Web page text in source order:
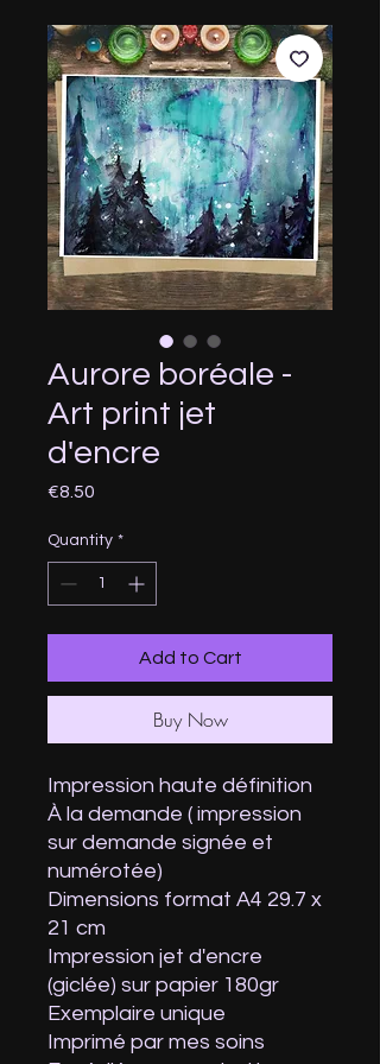
Aurore boréale -
Art print jet
d'encre
€8.50
Quantity *
Add to Cart
Buy Now
Impression haute définition
À la demande ( impression
sur demande signée et
numérotée)
Dimensions format A4 29.7 x
21 cm
Impression jet d'encre
(giclée) sur papier 180gr
Exemplaire unique
Imprimé par mes soins